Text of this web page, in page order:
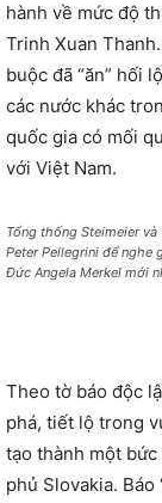
hành về mức độ
Trinh Xuan
buộc đã “ăn” hối
các nước khác
quốc gia có mối
với Việt Nam.
Tổng thống Steimeier
Peter Pellegrini để nghe
Đức Angela Merkel mới
Theo tờ báo độc
phá, tiết lộ trong
tạo thành một
phủ Slovakia. Báo